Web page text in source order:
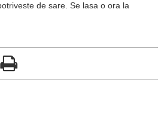
de sare. Se lasa o ora la